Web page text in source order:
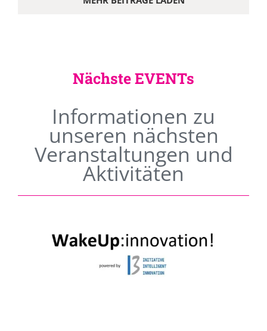
Nächste EVENTs
Informationen zu
unseren nächsten
Veranstaltungen und
Aktivitäten